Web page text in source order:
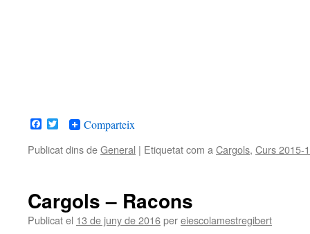
Facebook
TwitterComparteix
Publicat dins deGeneral | Etiquetat com a Cargols, Curs 2015-
Cargols – Racons
Publicat el 13 de juny de 2016pereiescolamestregibert